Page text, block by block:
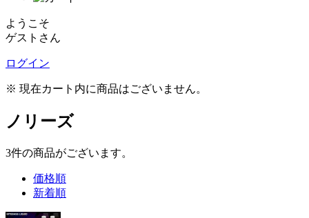
ようこそ
ゲストさん
ログイン
※ 現在カート内に商品はございません。
ノリーズ
3件の商品がございます。
価格順
新着順